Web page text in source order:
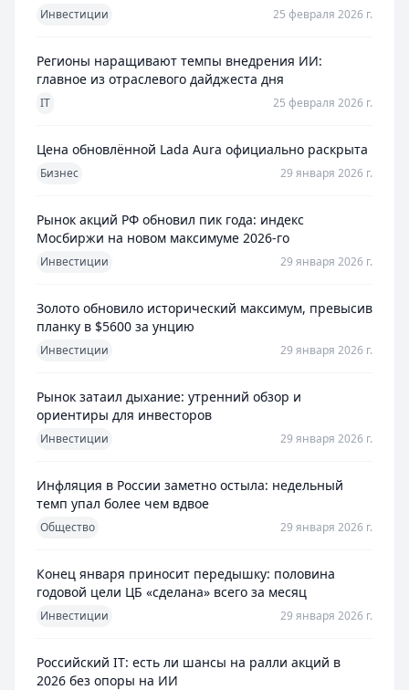
Инвестиции 25 февраля 2026 г.
Регионы наращивают темпы внедрения ИИ:
главное из отраслевого дайджеста дня
IT 25 февраля 2026 г.
Цена обновлённой Lada Aura официально раскрыта
Бизнес 29 января 2026 г.
Рынок акций РФ обновил пик года: индекс
Мосбиржи на новом максимуме 2026-го
Инвестиции 29 января 2026 г.
Золото обновило исторический максимум, превысив
планку в $5600 за унцию
Инвестиции 29 января 2026 г.
Рынок затаил дыхание: утренний обзор и
ориентиры для инвесторов
Инвестиции 29 января 2026 г.
Инфляция в России заметно остыла: недельный
темп упал более чем вдвое
Общество 29 января 2026 г.
Конец января приносит передышку: половина
годовой цели ЦБ «сделана» всего за месяц
Инвестиции 29 января 2026 г.
Российский IT: есть ли шансы на ралли акций в
2026 без опоры на ИИ